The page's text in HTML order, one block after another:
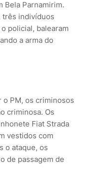
Bela Parnamirim.
três indivíduos
policial, balearam
a arma do
o PM, os criminosos
criminosa. Os
Fiat Strada
vestidos com
o ataque, os
de passagem de